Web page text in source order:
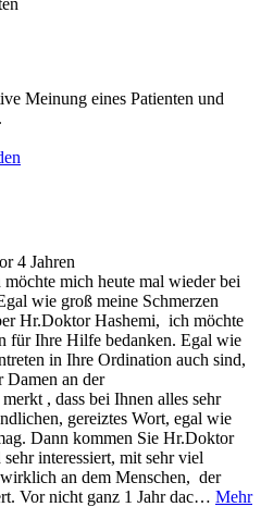
Meinung eines Patienten und
4 Jahren
mich heute mal wieder bei
wie groß meine Schmerzen
Hr.Doktor Hashemi, ich möchte
für Ihre Hilfe bedanken. Egal wie
in Ihre Ordination auch sind,
Damen an der
, dass bei Ihnen alles sehr
gereiztes Wort, egal wie
Dann kommen Sie Hr.Doktor
interessiert, mit sehr viel
an dem Menschen, der
Vor nicht ganz 1 Jahr dac… Mehr